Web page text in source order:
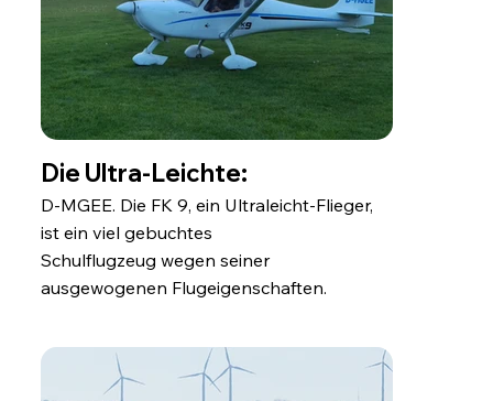
Die Ultra-Leichte:
D-MGEE. Die FK 9, ein Ultraleicht-Flieger,
ist ein viel gebuchtes
Schulflugzeug wegen seiner
ausgewogenen Flugeigenschaften.